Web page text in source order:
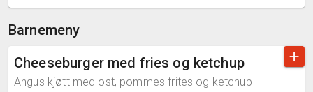
Barnemeny
Cheeseburger med fries og ketchup
Angus kjøtt med ost, pommes frites og ketchup
add